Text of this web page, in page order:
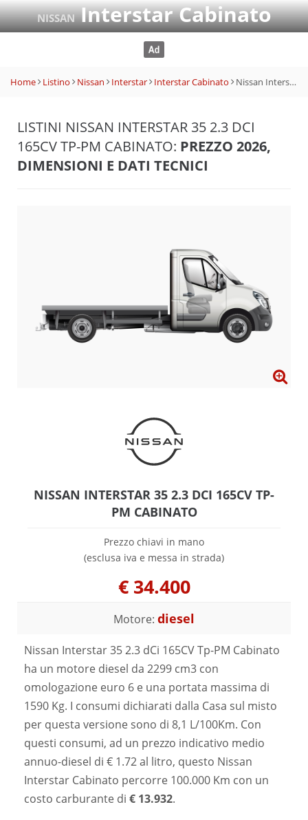
NISSANInterstar Cabinato
Home Listino Nissan Interstar Interstar Cabinato Nissan Interstar 35 2.3 dCi 165CV Tp-PM Cabinato
LISTINI NISSAN INTERSTAR 35 2.3 DCI
165CV TP-PM CABINATO: PREZZO 2026,
DIMENSIONI E DATI TECNICI
NISSAN INTERSTAR 35 2.3 DCI 165CV TP-
PM CABINATO
Prezzo chiavi in mano
(esclusa iva e messa in strada)
€ 34.400
Motore: diesel
Nissan Interstar 35 2.3 dCi 165CV Tp-PM Cabinato
ha un motore diesel da 2299 cm3 con
omologazione euro 6 e una portata massima di
1590 Kg. I consumi dichiarati dalla Casa sul misto
per questa versione sono di 8,1 L/100Km. Con
questi consumi, ad un prezzo indicativo medio
annuo-diesel di € 1.72 al litro, questo Nissan
Interstar Cabinato percorre 100.000 Km con un
costo carburante di € 13.932.